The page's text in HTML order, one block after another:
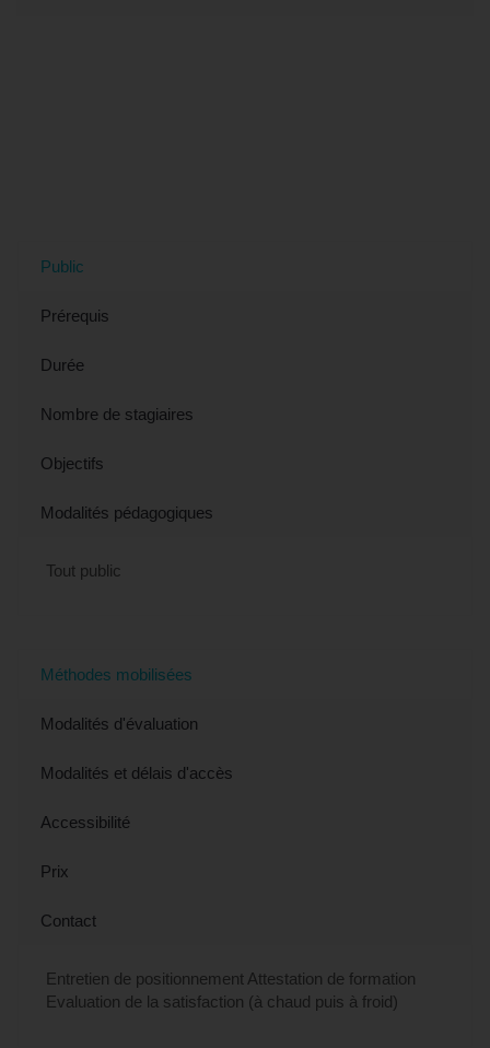
Public
Prérequis
Durée
Nombre de stagiaires
Objectifs
Modalités pédagogiques
Tout public
Méthodes mobilisées
Modalités d'évaluation
Modalités et délais d'accès
Accessibilité
Prix
Contact
Entretien de positionnement Attestation de formation
Evaluation de la satisfaction (à chaud puis à froid)